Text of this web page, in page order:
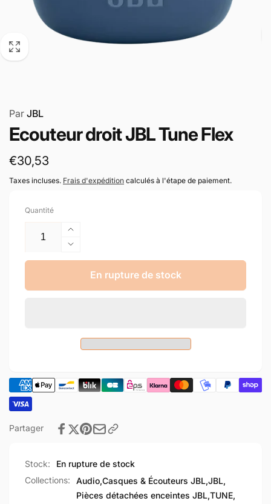
Par JBL
Ecouteur droit JBL Tune Flex
Prix
habituel
€30,53
Taxes incluses. Frais d'expédition calculés à l'étape de paiement.
Quantité
Augmenter
la
quantité
Flex
Réduire
la
quantité
de
Tune
Flex
En rupture de stock
Partager
Stock:
En rupture de stock
Collections:
Audio,Casques & Écouteurs JBL,JBL,
Pièces détachées enceintes JBL,TUNE,